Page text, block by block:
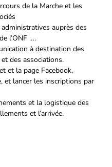
de la Marche et les
auprès des
l’ONF ….
à destination des
des associations.
et la page Facebook,
et lancer les inscriptions par
et la logistique des
et l’arrivée.